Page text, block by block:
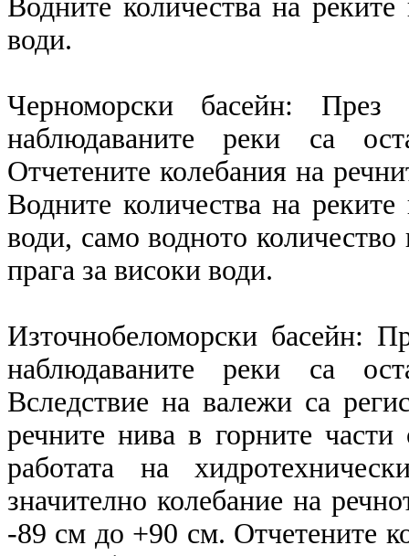
Водните количества на
води.
Черноморски басейн: През
наблюдаваните реки са
Отчетените колебания на
Водните количества на
води, само водното
прага за високи води.
Източнобеломорски басейн:
наблюдаваните реки са
Вследствие на валежи са
речните нива в горните
работата на
значително колебание на
-89 см до +90 см. Отчетените